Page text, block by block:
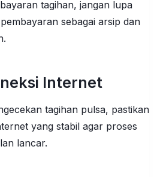
tagihan, jangan lupa
sebagai arsip dan
Internet
tagihan pulsa, pastikan
yang stabil agar proses
lancar.